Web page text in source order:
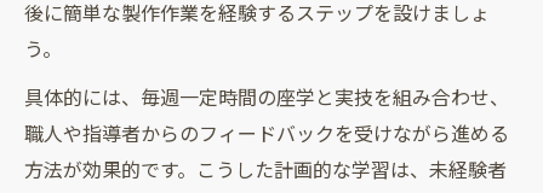
後に簡単な製作作業を経験するステップを設けましょ
う。
具体的には、毎週一定時間の座学と実技を組み合わせ、
職人や指導者からのフィードバックを受けながら進める
方法が効果的です。こうした計画的な学習は、未経験者